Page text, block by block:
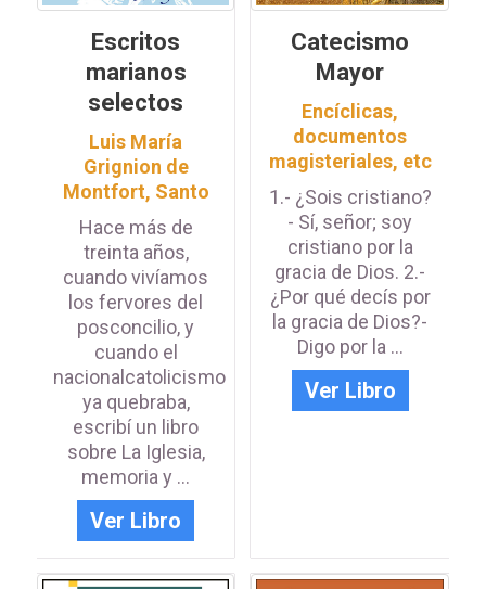
Escritos
marianos
selectos
Luis María
Grignion de
Montfort, Santo
Hace más de
treinta años,
cuando vivíamos
los fervores del
posconcilio, y
cuando el
nacionalcatolicismo
ya quebraba,
escribí un libro
sobre La Iglesia,
memoria y ...
Ver Libro
Catecismo
Mayor
Encíclicas,
documentos
magisteriales, etc
1.- ¿Sois cristiano?
- Sí, señor; soy
cristiano por la
gracia de Dios. 2.-
¿Por qué decís por
la gracia de Dios?-
Digo por la ...
Ver Libro